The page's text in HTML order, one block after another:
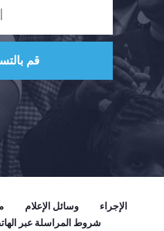
وسائل الإعلام
الإجراء
شروط المراسلة عبر